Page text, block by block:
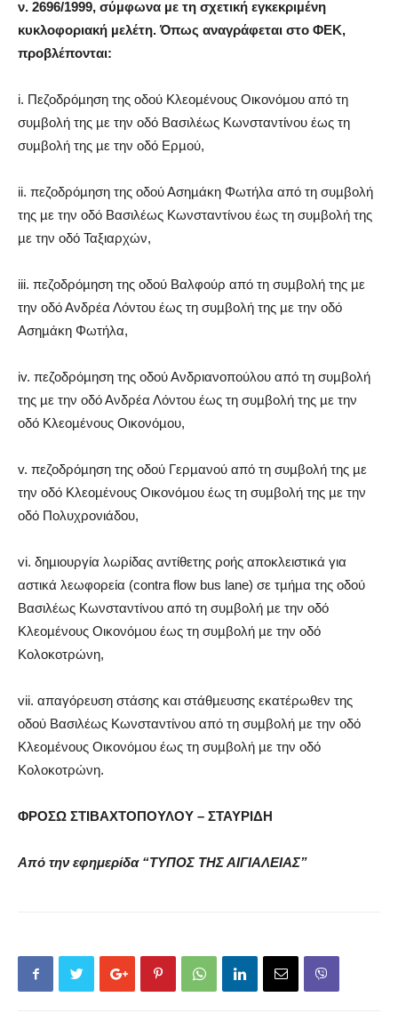
ν. 2696/1999, σύµφωνα µε τη σχετική εγκεκριµένη
κυκλοφοριακή µελέτη. Όπως αναγράφεται στο ΦΕΚ,
προβλέπονται:
i. Πεζοδρόµηση της οδού Κλεοµένους Οικονόµου από τη
συµβολή της µε την οδό Βασιλέως Κωνσταντίνου έως τη
συµβολή της µε την οδό Ερµού,
ii. πεζοδρόµηση της οδού Ασηµάκη Φωτήλα από τη συµβολή
της µε την οδό Βασιλέως Κωνσταντίνου έως τη συµβολή της
µε την οδό Ταξιαρχών,
iii. πεζοδρόµηση της οδού Βαλφούρ από τη συµβολή της µε
την οδό Ανδρέα Λόντου έως τη συµβολή της µε την οδό
Ασηµάκη Φωτήλα,
iv. πεζοδρόµηση της οδού Ανδριανοπούλου από τη συµβολή
της µε την οδό Ανδρέα Λόντου έως τη συµβολή της µε την
οδό Κλεοµένους Οικονόµου,
v. πεζοδρόµηση της οδού Γερµανού από τη συµβολή της µε
την οδό Κλεοµένους Οικονόµου έως τη συµβολή της µε την
οδό Πολυχρονιάδου,
vi. δηµιουργία λωρίδας αντίθετης ροής αποκλειστικά για
αστικά λεωφορεία (contra flow bus lane) σε τµήµα της οδού
Βασιλέως Κωνσταντίνου από τη συµβολή µε την οδό
Κλεοµένους Οικονόµου έως τη συµβολή µε την οδό
Κολοκοτρώνη,
vii. απαγόρευση στάσης και στάθµευσης εκατέρωθεν της
οδού Βασιλέως Κωνσταντίνου από τη συµβολή µε την οδό
Κλεοµένους Οικονόµου έως τη συµβολή µε την οδό
Κολοκοτρώνη.
ΦΡΟΣΩ ΣΤΙΒΑΧΤΟΠΟΥΛΟΥ – ΣΤΑΥΡΙΔΗ
Από την εφημερίδα “ΤΥΠΟΣ ΤΗΣ ΑΙΓΙΑΛΕΙΑΣ”